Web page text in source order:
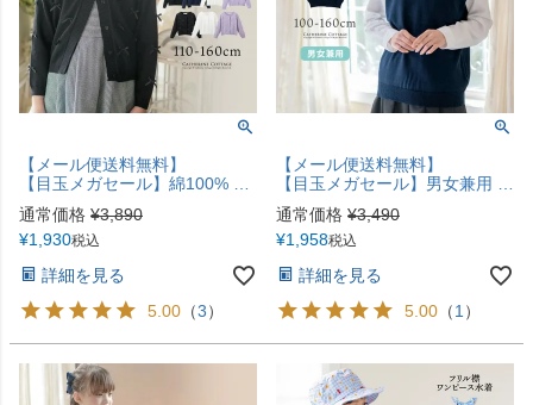
【メール便送料無料】
【目玉メガセール】綿100% コットン フォーマル カーディガン 女の子 ベロアリボンと見えないボタンで上品フォーマルな印象 冠婚葬祭にも最適 キッズ 子供服 ニット 入園式 入学式 卒業式 YUP12《メール便優先商品》 キャサリンコテージ
通常価格 ¥3,890
¥1,930税込
詳細を見る
5.00 （3）
【メール便送料無料】
【目玉メガセール】男女兼用 キッズコットンニットスクールベストYUP12《メール便優先商品》
通常価格 ¥3,490
¥1,958税込
詳細を見る
5.00 （1 ）